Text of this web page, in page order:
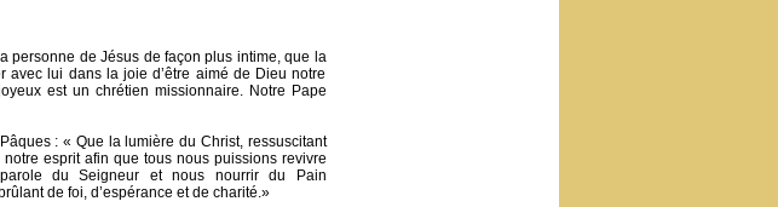
personne de Jésus de façon plus intime, que la
avec lui dans la joie d’être aimé de Dieu notre
est un chrétien missionnaire. Notre Pape
: « Que la lumière du Christ, ressuscitant
esprit afin que tous nous puissions revivre
parole du Seigneur et nous nourrir du Pain
de foi, d’espérance et de charité.»